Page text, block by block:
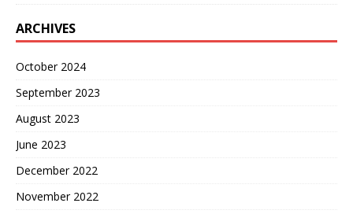
ARCHIVES
October 2024
September 2023
August 2023
June 2023
December 2022
November 2022